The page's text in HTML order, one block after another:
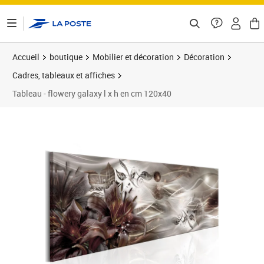
Accueil boutique Mobilier et décoration
Décoration
Cadres, tableaux et affiches
Tableau - flowery galaxy l x h en cm 120x40